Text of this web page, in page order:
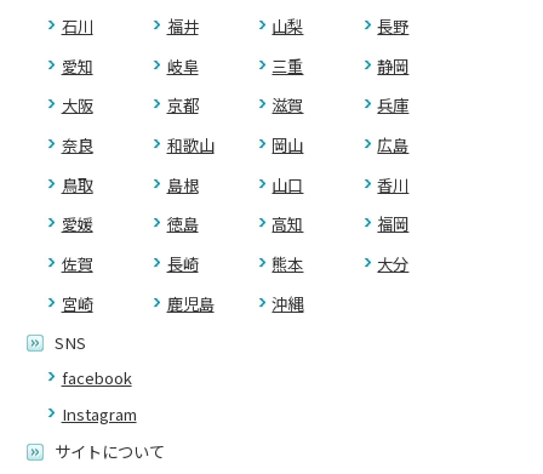
石川
福井 山梨
長野
愛知
岐阜 三重
静岡
大阪
京都 滋賀
兵庫
奈良
和歌山 岡山
広島
鳥取
島根 山口
香川
愛媛
徳島 高知
福岡
佐賀
長崎 熊本
大分
宮崎
鹿児島
沖縄
SNS
facebook
Instagram
サイトについて